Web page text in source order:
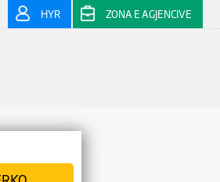
ZONA E AGJENCIVE
HYR